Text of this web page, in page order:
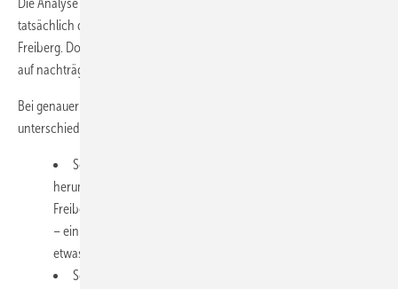
Die Analyse widersprach der Position des Herstellers: "Hier sind es
tatsächlich drei verschiedene Schäden an einer Türe!", erklärt
Freiberg. Doch anders als der Hersteller behauptete, war nicht alles
auf nachträgliche Einwirkungen zurückzuführen.
Bei genauer Untersuchung identifizierte der Sachverständige drei
unterschiedliche Schadensbereiche mit jeweils anderen Ursachen:
Schaden 1 - Verfärbung um die Rosette: „Um die Rosette
herum befindet sich Klarlack, der da nicht hingehört", so
Freiberg. Die Klarlackwolke stammt aus der Herstellung der Türe
– ein Mitarbeiter des Herstellers hatte offensichtlich versucht,
etwas zu vertuschen.
Schaden 2 - Wischspuren: "Unten links Wischspuren von